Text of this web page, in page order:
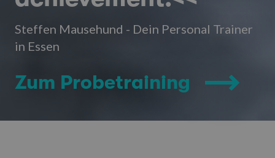
Steffen Mausehund - Dein Personal Trainer
in Essen
Zum Probetraining